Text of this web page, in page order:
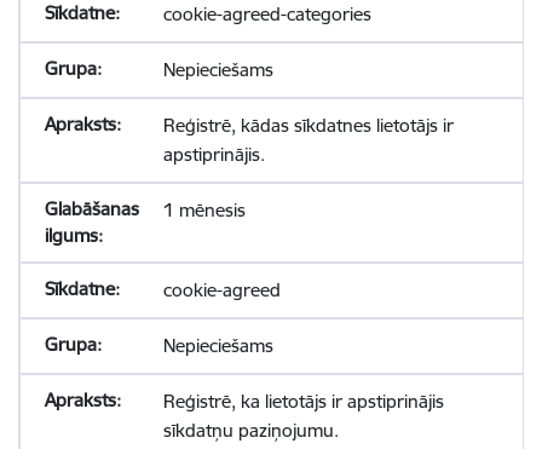
cookie-agreed-categories
Nepieciešams
Reģistrē, kādas sīkdatnes lietotājs ir
apstiprinājis.
1 mēnesis
cookie-agreed
Nepieciešams
Reģistrē, ka lietotājs ir apstiprinājis
sīkdatņu paziņojumu.